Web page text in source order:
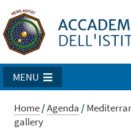
MENU
Home/Agenda /
gallery